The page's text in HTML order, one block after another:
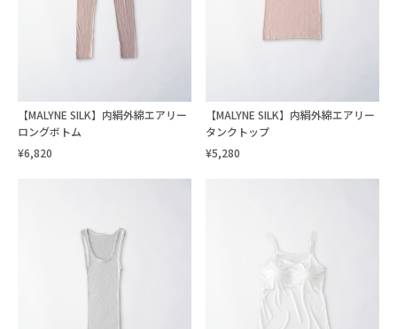
【MALYNE SILK】内絹外綿エアリー
ロングボトム
¥6,820
【MALYNE SILK】内絹外綿エアリー
タンクトップ
¥5,280